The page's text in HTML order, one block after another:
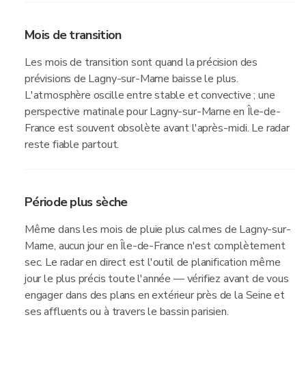
Mois de transition
Les mois de transition sont quand la précision des
prévisions de Lagny-sur-Marne baisse le plus.
L'atmosphère oscille entre stable et convective ; une
perspective matinale pour Lagny-sur-Marne en Île-de-
France est souvent obsolète avant l'après-midi. Le radar
reste fiable partout.
Période plus sèche
Même dans les mois de pluie plus calmes de Lagny-sur-
Marne, aucun jour en Île-de-France n'est complètement
sec. Le radar en direct est l'outil de planification même
jour le plus précis toute l'année — vérifiez avant de vous
engager dans des plans en extérieur près de la Seine et
ses affluents ou à travers le bassin parisien.